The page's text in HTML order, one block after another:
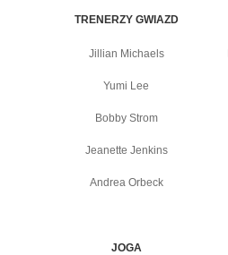
TRENERZY GWIAZD
Jillian Michaels
Yumi Lee
Bobby Strom
Jeanette Jenkins
Andrea Orbeck
JOGA